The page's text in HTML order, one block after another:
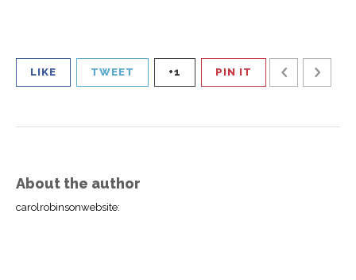
LIKE TWEET +1 PIN IT
About the author
carolrobinsonwebsite: